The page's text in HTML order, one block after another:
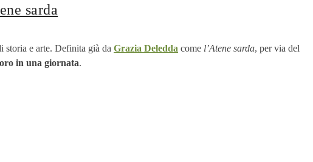
sarda
storia e arte. Definita già da Grazia Deledda come l’Atene sarda, per via del
in una giornata.